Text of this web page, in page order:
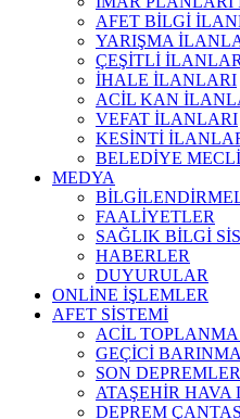
AFET BİLGİ
YARIŞMA
ÇEŞİTLİ İLANLAR
İHALE İLANLARI
ACİL KAN
VEFAT İLANLARI
KESİNTİ
BELEDİYE
MEDYA
FAALİYETLER
SAĞLIK BİLGİ
HABERLER
DUYURULAR
ONLİNE İŞLEMLER
AFET SİSTEMİ
ACİL
GEÇİCİ
SON DEPREMLER
ATAŞEHİR HAVA
DEPREM